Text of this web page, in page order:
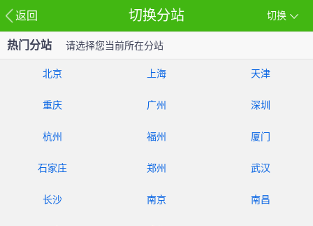
返回 切换
切换分站
热门分站 请选择您当前所在分站
北京 上海 天津
重庆 广州 深圳
杭州 福州 厦门
石家庄 郑州 武汉
长沙 南京 南昌